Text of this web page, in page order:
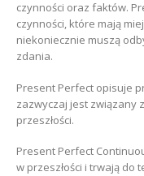
czynności oraz faktów.
czynności, które mają
niekoniecznie muszą
zdania.
Present Perfect opisuje
zazwyczaj jest związany
przeszłości.
Present Perfect
w przeszłości i trwają do